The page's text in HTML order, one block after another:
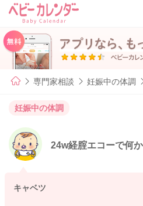
専門家相談 妊娠中の体調
妊娠中の体調
24w経腟エコーで何
キャベツ